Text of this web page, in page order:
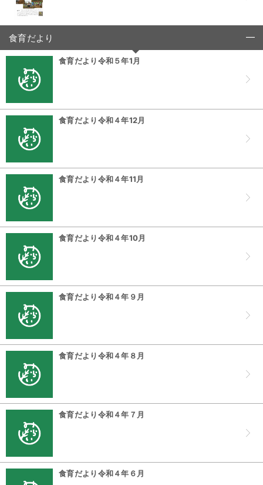
食育だより
食育だより令和５年1月
食育だより令和４年12月
食育だより令和４年11月
食育だより令和４年10月
食育だより令和４年９月
食育だより令和４年８月
食育だより令和４年７月
食育だより令和４年６月